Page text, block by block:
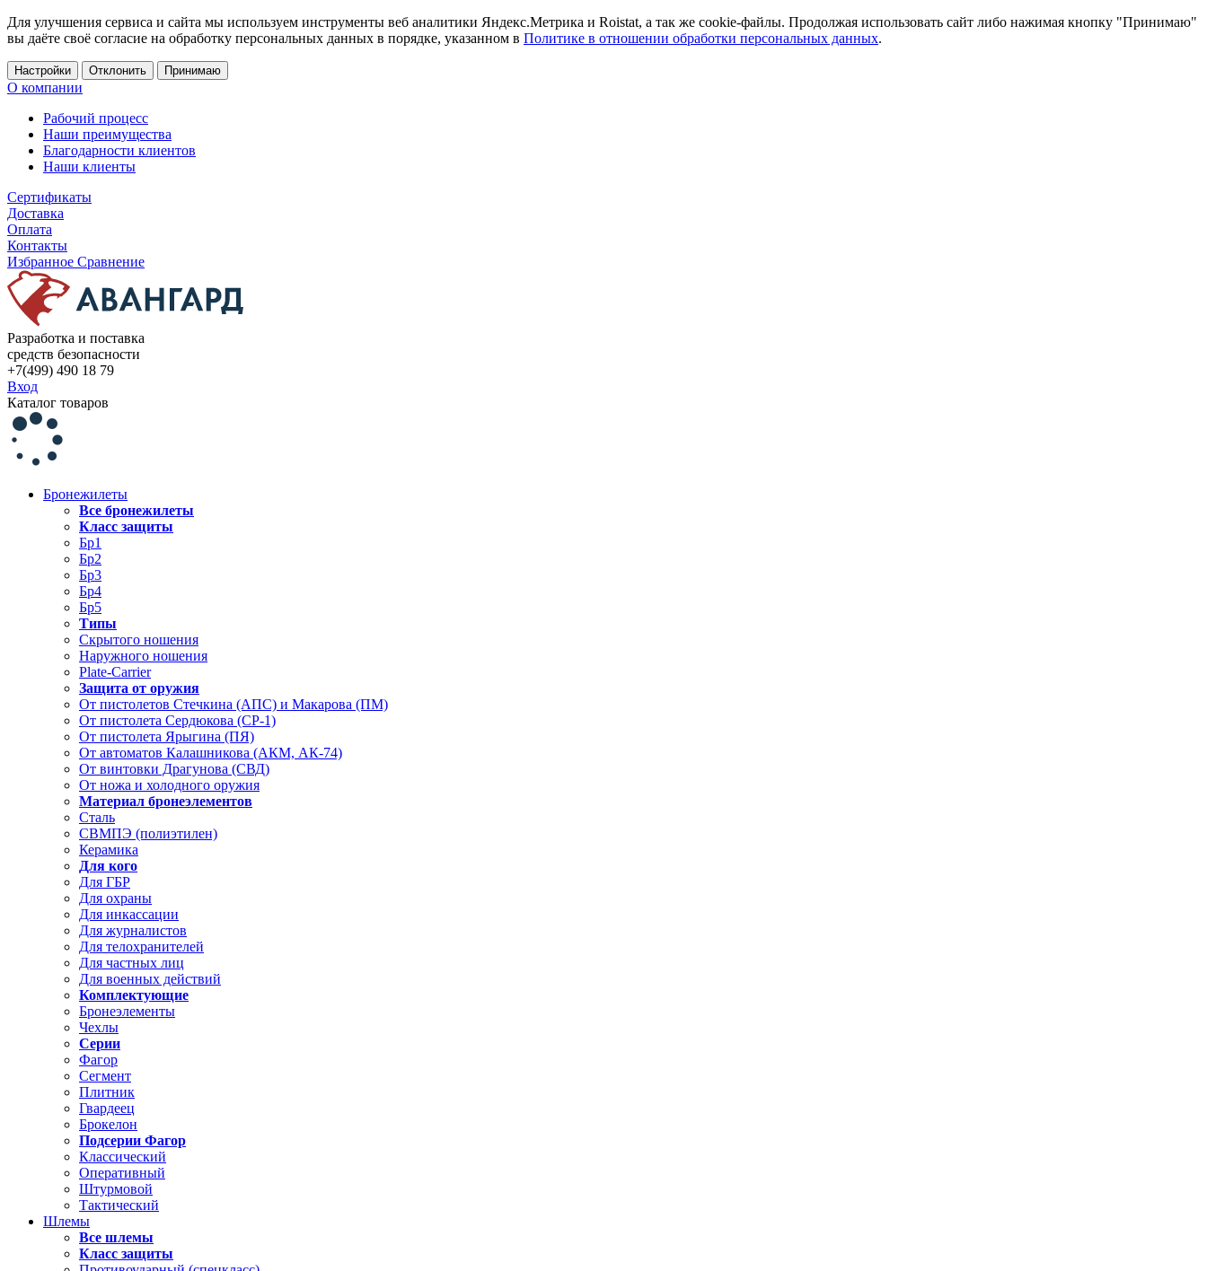
Для улучшения сервиса и сайта мы используем инструменты веб аналитики Яндекс.Метрика и Roistat, а так же cookie-файлы. Продолжая использовать сайт либо нажимая кнопку "Принимаю"
вы даёте своё согласие на обработку персональных данных в порядке, указанном в Политике в отношении обработки персональных данных.
Настройки Отклонить Принимаю
О компании
Рабочий процесс
Наши преимущества
Благодарности клиентов
Наши клиенты
Сертификаты
Доставка
Оплата
Контакты
Избранное Сравнение
Разработка и поставка
средств безопасности
+7(499) 490 18 79
Вход
Каталог товаров
Бронежилеты
Все бронежилеты
Класс защиты
Бр1
Бр2
Бр3
Бр4
Бр5
Типы
Скрытого ношения
Наружного ношения
Plate-Carrier
Защита от оружия
От пистолетов Стечкина (АПС) и Макарова (ПМ)
От пистолета Сердюкова (СР-1)
От пистолета Ярыгина (ПЯ)
От автоматов Калашникова (АКМ, АК-74)
От винтовки Драгунова (СВД)
От ножа и холодного оружия
Материал бронеэлементов
Сталь
СВМПЭ (полиэтилен)
Керамика
Для кого
Для ГБР
Для охраны
Для инкассации
Для журналистов
Для телохранителей
Для частных лиц
Для военных действий
Комплектующие
Бронеэлементы
Чехлы
Серии
Фагор
Сегмент
Плитник
Гвардеец
Брокелон
Подсерии Фагор
Классический
Оперативный
Штурмовой
Тактический
Шлемы
Все шлемы
Класс защиты